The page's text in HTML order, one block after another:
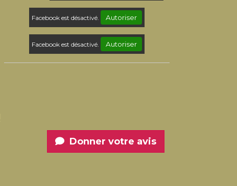
Facebook est désactivé. Autoriser
Facebook est désactivé. Autoriser
Donner votre avis